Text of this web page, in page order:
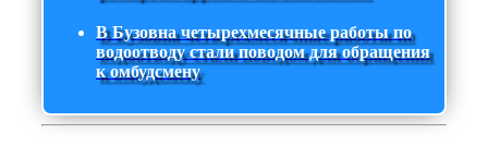
В Бузовна четырехмесячные работы по
водоотводу стали поводом для обращения
к омбудсмену